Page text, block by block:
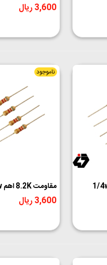
3,600 ریال
ناموجود
مقاومت 8.2K اهم 1/4w
3,600 ریال